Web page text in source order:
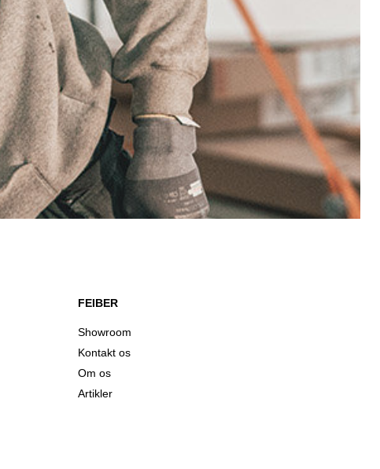
FEIBER
Showroom
Kontakt os
Om os
Artikler